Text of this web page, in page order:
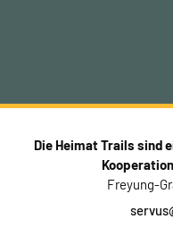
Die Heimat Trails sind
Freyung-